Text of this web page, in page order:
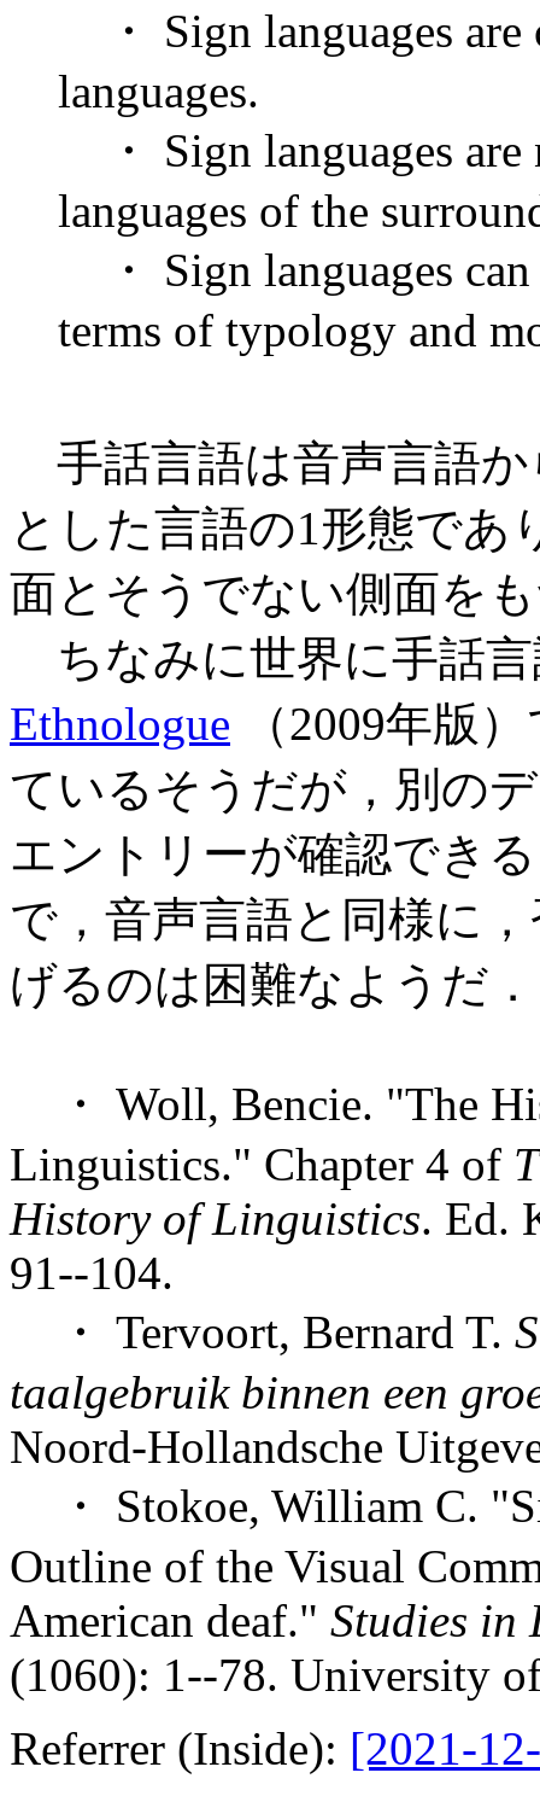
・ Sign languages are
languages.
・ Sign languages are
languages of the
・ Sign languages can
terms of typology and
手話言語は音声言語
とした言語の1形態であ
面とそうでない側面を
ちなみに世界に手話
Ethnologue （2009年版
ているそうだが，別の
エントリーが確認でき
で，音声言語と同様に
げるのは困難なようだ．
・ Woll, Bencie. "The
Linguistics." Chapter 4 of
History of Linguistics. Ed.
91--104.
・ Tervoort, Bernard T.
taalgebruik binnen een
Noord-Hollandsche
・ Stokoe, William C.
Outline of the Visual
American deaf." Studies in
(1060): 1--78. University
Referrer (Inside): [2021-